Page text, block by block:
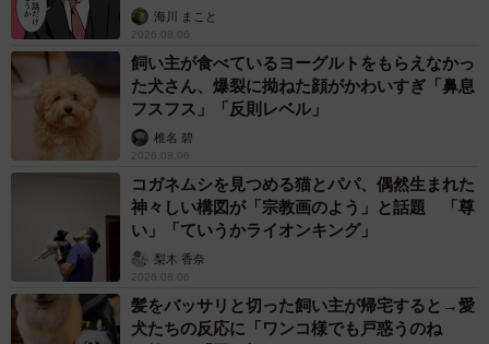
海川 まこと
2026.08.06
飼い主が食べているヨーグルトをもらえなかっ
た犬さん、爆裂に拗ねた顔がかわいすぎ「鼻息
フスフス」「反則レベル」
椎名 碧
2026.08.06
コガネムシを見つめる猫とパパ、偶然生まれた
神々しい構図が「宗教画のよう」と話題 「尊
い」「ていうかライオンキング」
梨木 香奈
2026.08.06
髪をバッサリと切った飼い主が帰宅すると→愛
犬たちの反応に「ワンコ様でも戸惑うのね